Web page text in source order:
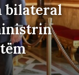
bilateral